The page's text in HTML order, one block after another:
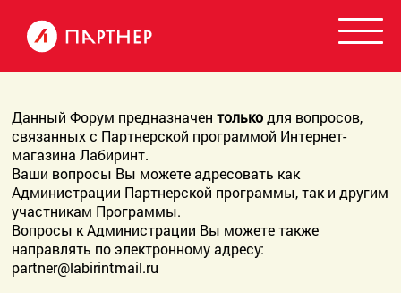
Данный Форум предназначентолькодля вопросов,
связанных с Партнерской программой Интернет-
магазина Лабиринт.
Ваши вопросы Вы можете адресовать как
Администрации Партнерской программы, так и другим
участникам Программы.
Вопросы к Администрации Вы можете также
направлять по электронному адресу:
partner@labirintmail.ru